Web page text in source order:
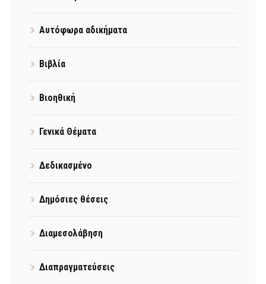
Αυτόφωρα αδικήματα
Βιβλία
Βιοηθική
Γενικά Θέματα
Δεδικασμένο
Δημόσιες θέσεις
Διαμεσολάβηση
Διαπραγματεύσεις